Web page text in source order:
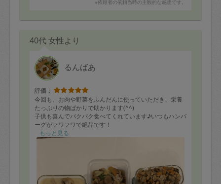
※依頼者の依頼当時の主観的な感想です。
40代 女性より
るんばあ
評価：
今回も、お肉や野菜をふんだんに使っていただき、栄養
たっぷりの物ばかりで助かります(^^)
子供も喜んでパクパク食べてくれています♪いつもハンバ
ーグがフワフワで絶品です！
もっと見る